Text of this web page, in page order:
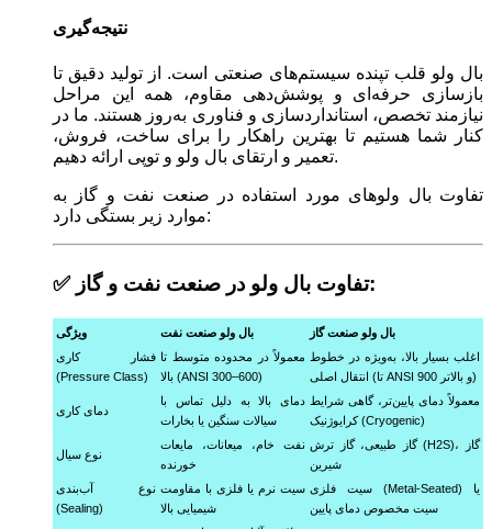
نتیجه‌گیری
بال ولو قلب تپنده سیستم‌های صنعتی است. از تولید دقیق تا
بازسازی حرفه‌ای و پوشش‌دهی مقاوم، همه این مراحل
نیازمند تخصص، استانداردسازی و فناوری به‌روز هستند. ما در
کنار شما هستیم تا بهترین راهکار را برای ساخت، فروش،
تعمیر و ارتقای بال ولو و توپی ارائه دهیم.
تفاوت بال ولوهای مورد استفاده در صنعت نفت و گاز به
موارد زیر بستگی دارد:
✅ تفاوت بال ولو در صنعت نفت و گاز:
ویژگی بال ولو صنعت نفت
بال ولو صنعت گاز
فشار کاری
(Pressure Class)
معمولاً در محدوده متوسط تا
بالا (ANSI 300–600)
اغلب بسیار بالا، به‌ویژه در خطوط
انتقال اصلی (تا ANSI 900 و بالاتر)
دمای کاری
دمای بالا به دلیل تماس با
سیالات سنگین یا بخارات
معمولاً دمای پایین‌تر، گاهی شرایط
کرایوژنیک (Cryogenic)
نوع سیال
نفت خام، میعانات، مایعات
خورنده
گاز طبیعی، گاز ترش (H2S)، گاز
شیرین
نوع آب‌بندی
(Sealing)
سیت نرم یا فلزی با مقاومت
شیمیایی بالا
سیت فلزی (Metal-Seated) یا
سیت مخصوص دمای پایین